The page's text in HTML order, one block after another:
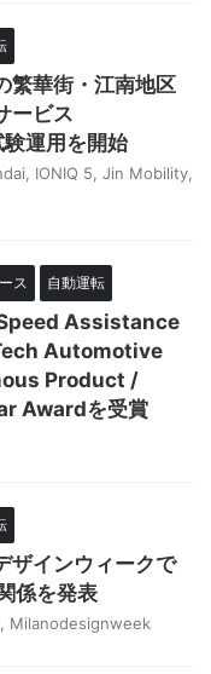
繁華街・江南地区
ービス
験運用を開始
IONIQ 5 Jin Mobility
ス 自動運転
Assistance
Automotive
Product /
Awardを受賞
ザインウィークで
係を発表
Milanodesignweek